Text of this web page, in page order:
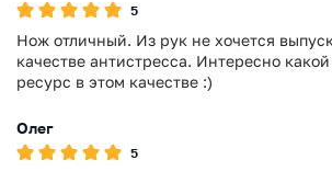
5
Нож отличный. Из рук не хочется
качестве антистресса. Интересно какой
ресурс в этом качестве :)
Олег
5